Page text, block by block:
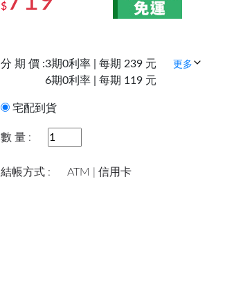
$
分 期 價 :3期0利率 | 每期 239 元
6期0利率 | 每期 119 元
更多
宅配到貨
數 量 :
結帳方式 : ATM | 信用卡